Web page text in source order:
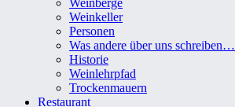
Weinkeller
Personen
Was andere über uns schreiben…
Historie
Weinlehrpfad
Trockenmauern
Restaurant